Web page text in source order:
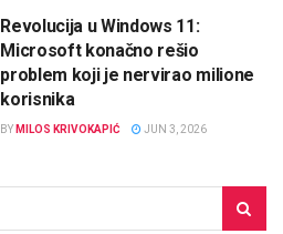
Revolucija u Windows 11:
Microsoft konačno rešio
problem koji je nervirao milione
korisnika
BY MILOS KRIVOKAPIĆ JUN 3, 2026